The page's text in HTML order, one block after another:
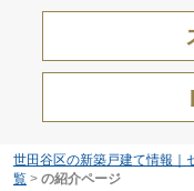
世田谷区の新築戸建て情報｜
覧> の紹介ページ